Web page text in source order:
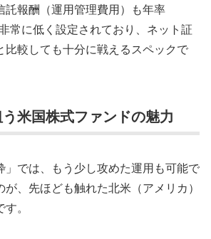
託報酬（運用管理費用）も年率
常に低く設定されており、ネット証
比較しても十分に戦えるスペックで
米国株式ファンドの魅力
」では、もう少し攻めた運用も可能で
、先ほども触れた北米（アメリカ）
。